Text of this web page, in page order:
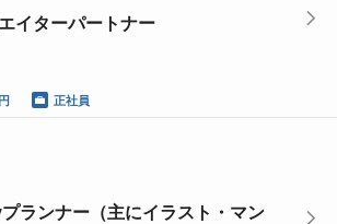
イターパートナー
正社員
ランナー（主にイラスト・マン